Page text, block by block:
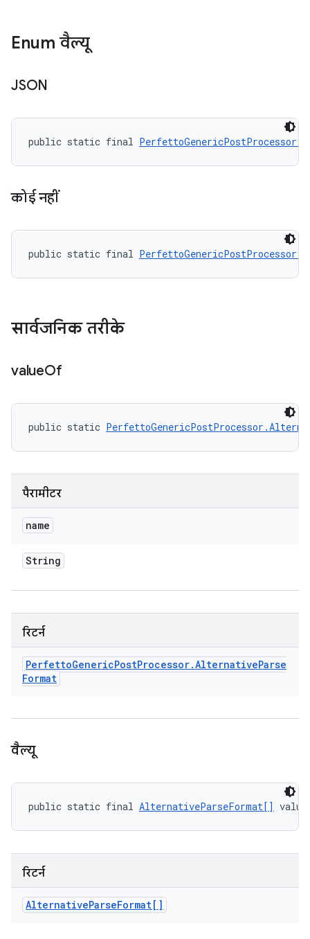
Enum वैल्यू
JSON
public static final
कोई नहीं
public static final
सार्वजनिक तरीके
valueOf
public static
पैरामीटर
name
String
रिटर्न
PerfettoGenericPostProcessor.AlternativeParse
Format
वैल्यू
public static final AlternativeParseFormat[]
रिटर्न
AlternativeParseFormat[]